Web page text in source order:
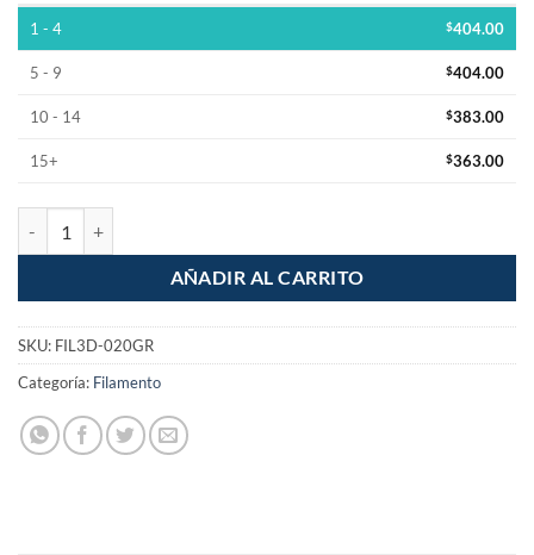
1 - 4 $404.00
5 - 9 $404.00
10 - 14 $383.00
15+ $363.00
AÑADIR AL CARRITO
SKU: FIL3D-020GR
Categoría: Filamento